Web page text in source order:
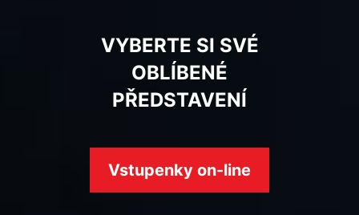
VYBERTE SI SVÉ
OBLÍBENÉ
PŘEDSTAVENÍ
Vstupenky on-line